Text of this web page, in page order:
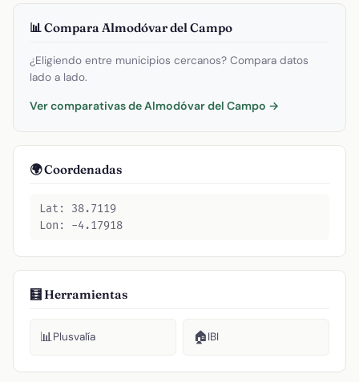
📊 Compara Almodóvar del Campo
¿Eligiendo entre municipios cercanos? Compara datos
lado a lado.
Ver comparativas de Almodóvar del Campo →
🌍 Coordenadas
Lat: 38.7119
Lon: -4.17918
🧮 Herramientas
📊Plusvalía 🏠IBI